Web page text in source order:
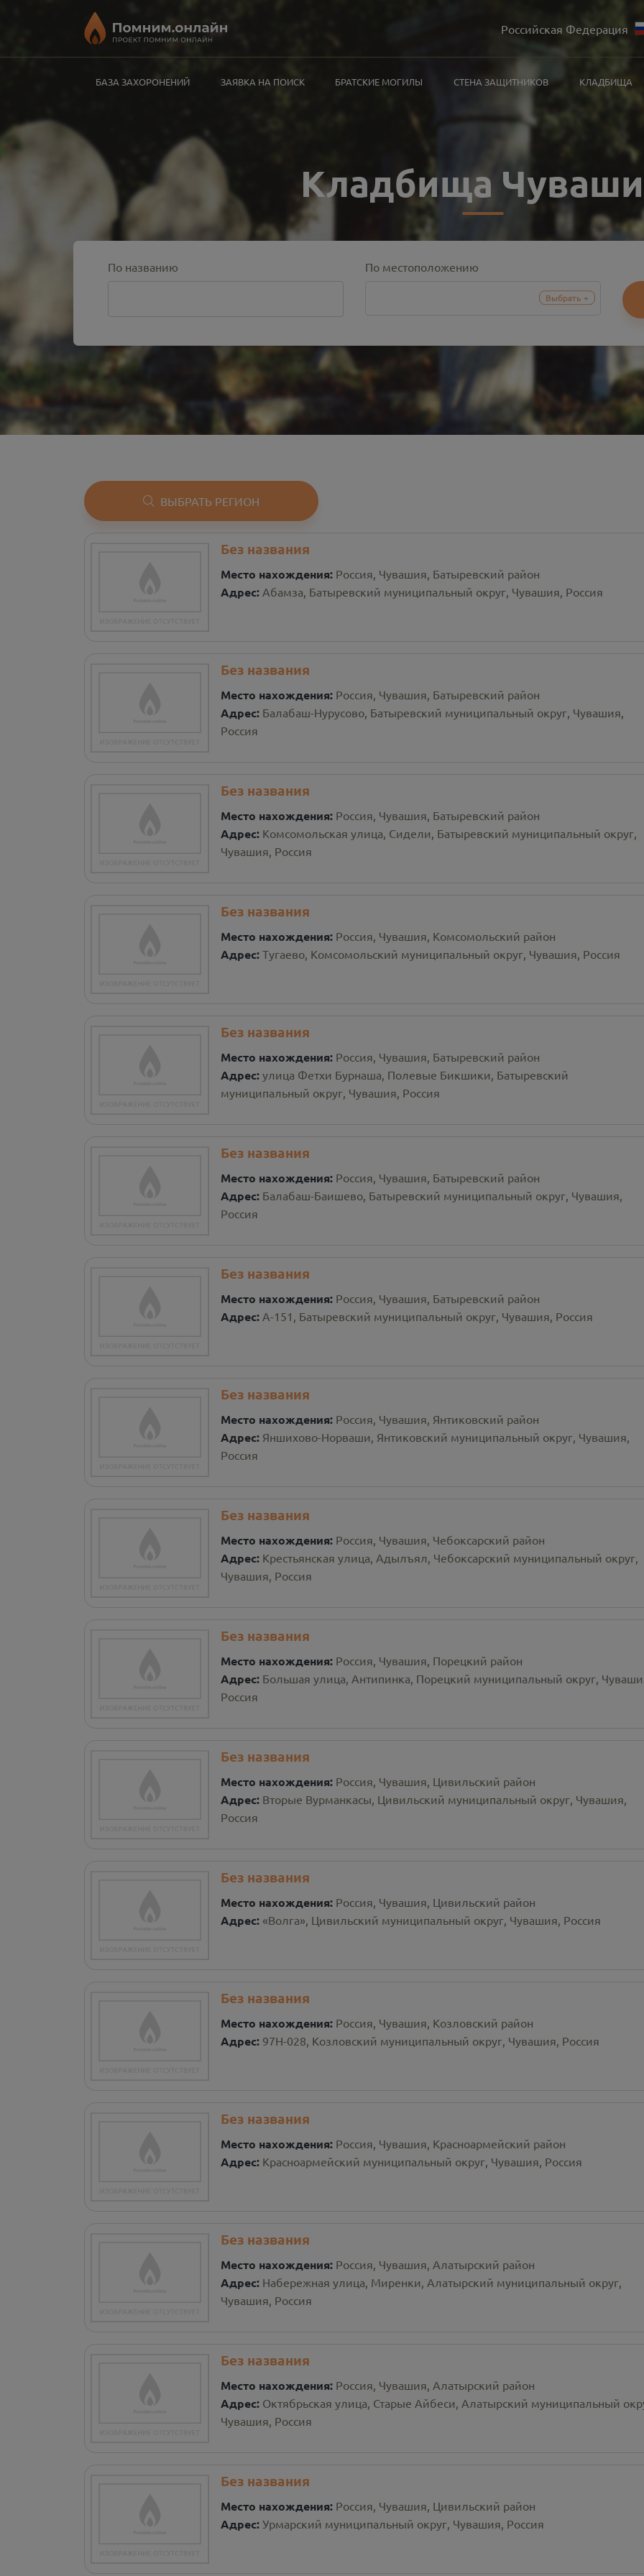
Российская Федерация
БАЗА ЗАХОРОНЕНИЙ ЗАЯВКА НА ПОИСК БРАТСКИЕ МОГИЛЫ СТЕНА ЗАЩИТНИКОВ КЛАДБИЩА
Кладбища
По названию По местоположению
Выбрать +
ВЫБРАТЬ РЕГИОН
Без названия
Место нахождения: Россия, Чувашия, Батыревский район
Адрес: Абамза, Батыревский муниципальный округ, Чувашия, Россия
Без названия
Место нахождения: Россия, Чувашия, Батыревский район
Адрес: Балабаш-Нурусово, Батыревский муниципальный округ, Чувашия,
Россия
Без названия
Место нахождения: Россия, Чувашия, Батыревский район
Адрес: Комсомольская улица, Сидели, Батыревский муниципальный округ,
Чувашия, Россия
Без названия
Место нахождения: Россия, Чувашия, Комсомольский район
Адрес: Тугаево, Комсомольский муниципальный округ, Чувашия, Россия
Без названия
Место нахождения: Россия, Чувашия, Батыревский район
Адрес: улица Фетхи Бурнаша, Полевые Бикшики, Батыревский
муниципальный округ, Чувашия, Россия
Без названия
Место нахождения: Россия, Чувашия, Батыревский район
Адрес: Балабаш-Баишево, Батыревский муниципальный округ, Чувашия,
Россия
Без названия
Место нахождения: Россия, Чувашия, Батыревский район
Адрес: А-151, Батыревский муниципальный округ, Чувашия, Россия
Без названия
Место нахождения: Россия, Чувашия, Янтиковский район
Адрес: Яншихово-Норваши, Янтиковский муниципальный округ, Чувашия,
Россия
Без названия
Место нахождения: Россия, Чувашия, Чебоксарский район
Адрес: Крестьянская улица, Адылъял, Чебоксарский муниципальный округ,
Чувашия, Россия
Без названия
Место нахождения: Россия, Чувашия, Порецкий район
Адрес: Большая улица, Антипинка, Порецкий муниципальный округ,
Россия
Без названия
Место нахождения: Россия, Чувашия, Цивильский район
Адрес: Вторые Вурманкасы, Цивильский муниципальный округ, Чувашия,
Россия
Без названия
Место нахождения: Россия, Чувашия, Цивильский район
Адрес: «Волга», Цивильский муниципальный округ, Чувашия, Россия
Без названия
Место нахождения: Россия, Чувашия, Козловский район
Адрес: 97Н-028, Козловский муниципальный округ, Чувашия, Россия
Без названия
Место нахождения: Россия, Чувашия, Красноармейский район
Адрес: Красноармейский муниципальный округ, Чувашия, Россия
Без названия
Место нахождения: Россия, Чувашия, Алатырский район
Адрес: Набережная улица, Миренки, Алатырский муниципальный округ,
Чувашия, Россия
Без названия
Место нахождения: Россия, Чувашия, Алатырский район
Адрес: Октябрьская улица, Старые Айбеси, Алатырский муниципальный
Чувашия, Россия
Без названия
Место нахождения: Россия, Чувашия, Цивильский район
Адрес: Урмарский муниципальный округ, Чувашия, Россия